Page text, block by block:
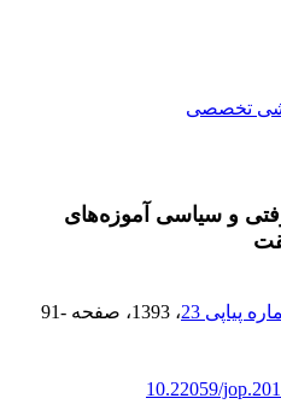
تخصصی
و سیاسی آموزه‌های
، 1393 ، صفحه 91-
10.22059/